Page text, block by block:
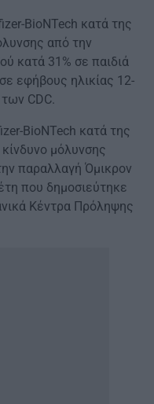
BioNTech κατά της
από την
κατά 31% σε παιδιά
εφήβους ηλικίας 12-
CDC.
BioNTech κατά της
μόλυνσης
παραλλαγή Όμικρον
που δημοσιεύτηκε
Κέντρα Πρόληψης